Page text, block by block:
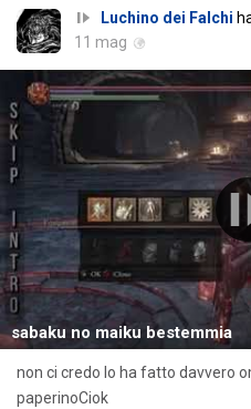
Luchino dei Falchi
11 mag
sabaku no maiku bestemmia
non ci credo lo ha fatto davvero
paperinoCiok